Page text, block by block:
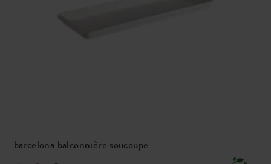
barcelona balconnière soucoupe